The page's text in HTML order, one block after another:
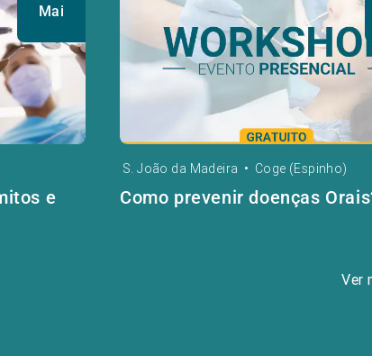
Mai
e
S. João da Madeira • Coge (Espinho)
Como prevenir doenças
Ver